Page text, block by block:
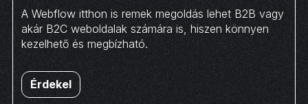
A Webflow itthon is remek megoldás lehet B2B vagy
akár B2C weboldalak számára is, hiszen könnyen
kezelhető és megbízható.
Érdekel